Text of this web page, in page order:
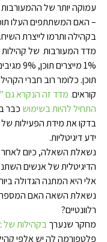
עמוקה יותר של
– האם המשתתפים העלו
בקהילה ותרמו לייצרת השיח.
מדד המעורבות  של קהילות
תוכן. כלומר רוב חברי
קוראים. מדד זה הנקרא גם
התחיל להיות בשימוש
בדקו את מידת הפעילות
ידע דיגיטליות.
נשאלת השאלה, כיום לאחר
הדיגיטלית של אנשים
אלי היא המתנה הגדולה
נשאלת השאה האם
רלוונטיים?
מחקר שנערך בקהילות של Higher Logic
פלטפורמה לה יש אלפי